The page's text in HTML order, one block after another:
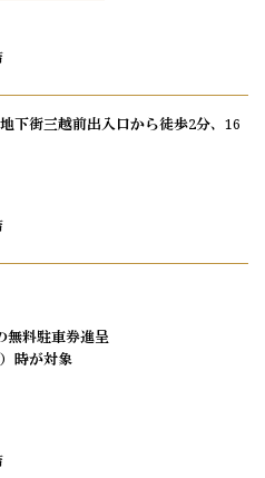
下街三越前出入口から徒歩2分、16
料駐車券進呈
時が対象